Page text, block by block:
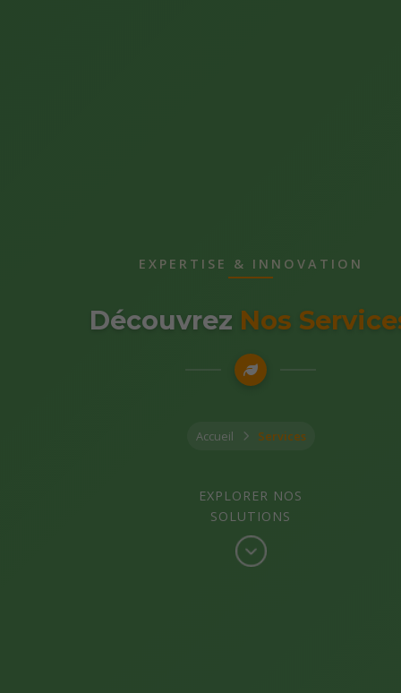
EXPERTISE & INNOVATION
Découvrez Nos
Accueil Services
EXPLORER NOS
SOLUTIONS